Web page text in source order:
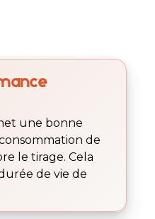
une bonne
de
le tirage. Cela
de vie de